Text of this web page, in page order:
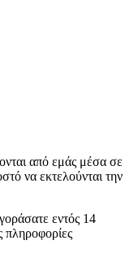
από εμάς μέσα σε
να εκτελούνται την
εντός 14
πληροφορίες